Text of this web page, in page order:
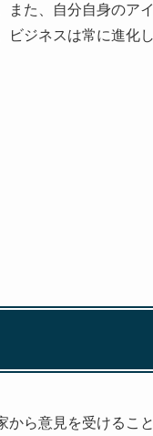
また、自分自身のア
ジネスは常に進化
ら意見を受けるこ